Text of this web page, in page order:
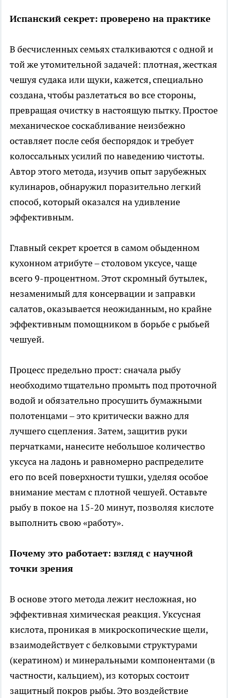
Испанский секрет: проверено на практике
В бесчисленных семьях сталкиваются с одной и
той же утомительной задачей: плотная, жесткая
чешуя судака или щуки, кажется, специально
создана, чтобы разлетаться во все стороны,
превращая очистку в настоящую пытку. Простое
механическое соскабливание неизбежно
оставляет после себя беспорядок и требует
колоссальных усилий по наведению чистоты.
Автор этого метода, изучив опыт зарубежных
кулинаров, обнаружил поразительно легкий
способ, который оказался на удивление
эффективным.
Главный секрет кроется в самом обыденном
кухонном атрибуте – столовом уксусе, чаще
всего 9-процентном. Этот скромный бутылек,
незаменимый для консервации и заправки
салатов, оказывается неожиданным, но крайне
эффективным помощником в борьбе с рыбьей
чешуей.
Процесс предельно прост: сначала рыбу
необходимо тщательно промыть под проточной
водой и обязательно просушить бумажными
полотенцами – это критически важно для
лучшего сцепления. Затем, защитив руки
перчатками, нанесите небольшое количество
уксуса на ладонь и равномерно распределите
его по всей поверхности тушки, уделяя особое
внимание местам с плотной чешуей. Оставьте
рыбу в покое на 15-20 минут, позволяя кислоте
выполнить свою «работу».
Почему это работает: взгляд с научной
точки зрения
В основе этого метода лежит несложная, но
эффективная химическая реакция. Уксусная
кислота, проникая в микроскопические щели,
взаимодействует с белковыми структурами
(кератином) и минеральными компонентами (в
частности, кальцием), из которых состоит
защитный покров рыбы. Это воздействие